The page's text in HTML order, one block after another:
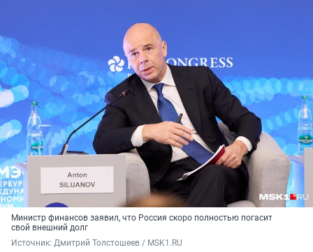
Министр финансов заявил, что Россия скоро полностью погасит
свой внешний долг
Источник: Дмитрий Толстошеев / MSK1.RU